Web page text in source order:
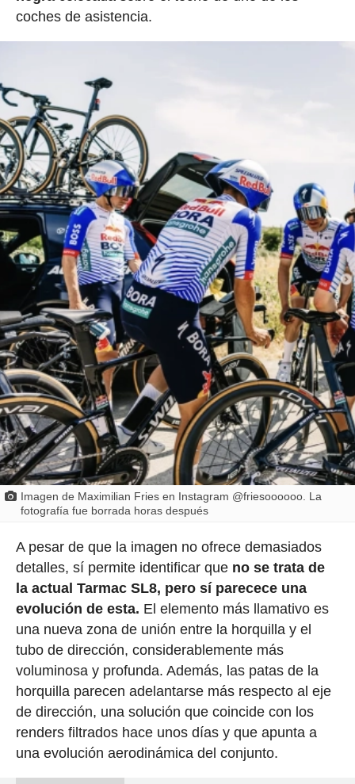
coches de asistencia.
Imagen de Maximilian Fries en Instagram @friesoooooo. La
fotografía fue borrada horas después
A pesar de que la imagen no ofrece demasiados
detalles, sí permite identificar que no se trata de
la actual Tarmac SL8, pero sí parecece una
evolución de esta. El elemento más llamativo es
una nueva zona de unión entre la horquilla y el
tubo de dirección, considerablemente más
voluminosa y profunda. Además, las patas de la
horquilla parecen adelantarse más respecto al eje
de dirección, una solución que coincide con los
renders filtrados hace unos días y que apunta a
una evolución aerodinámica del conjunto.